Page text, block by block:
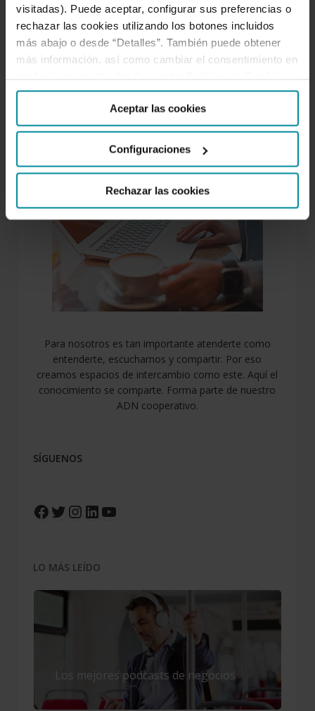
visitadas). Puede aceptar, configurar sus preferencias o
rechazar las cookies utilizando los botones incluidos
más abajo o desde “Detalles”. También puede obtener
más información, así como cambiar el consentimiento en
Aceptar las cookies
Configuraciones
Rechazar las cookies
Artículo escrito por:Equipo
BLOG Grupo Cajamar
Gestión contenidos del blog.
SOBRE NOSOTROS
Para nosotros es tan importante atenderte como
entenderte, escucharnos y compartir. Por eso
creamos espacios de intercambio como este. Aquí el
conocimiento se comparte. Forma parte de nuestro
ADN cooperativo.
SÍGUENOS
Facebook
Twitter
Instagram
LinkedIn
YouTube
LO MÁS LEÍDO
Los mejores podcasts de negocios